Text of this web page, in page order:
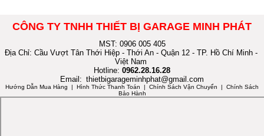
CÔNG TY TNHH THIẾT BỊ GARAGE MINH PHÁT
MST: 0906 005 405
Địa Chỉ: Cầu Vượt Tân Thới Hiệp - Thới An - Quận 12 - TP. Hồ Chí Minh -
Việt Nam
Hotline: 0962.28.16.28
Email: thietbigarageminhphat@gmail.com
Hướng Dẫn Mua Hàng | Hình Thức Thanh Toán | Chính Sách Vận Chuyển | Chính Sách
Bảo Hành